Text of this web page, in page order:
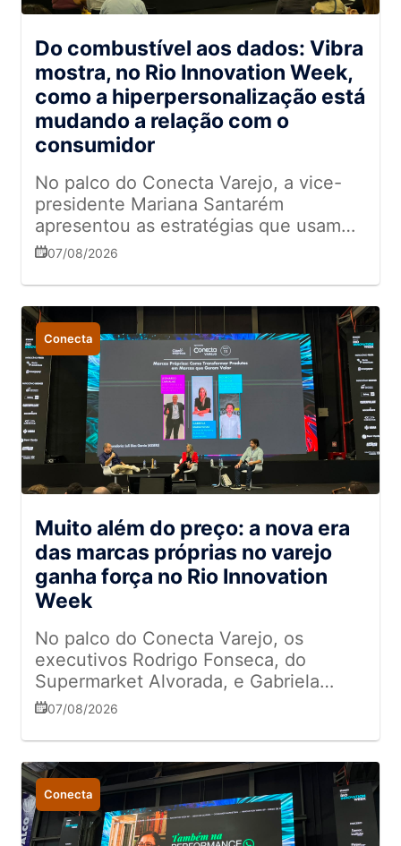
Do combustível aos dados: Vibra
mostra, no Rio Innovation Week,
como a hiperpersonalização está
mudando a relação com o
consumidor
No palco do Conecta Varejo, a vice-
presidente Mariana Santarém
apresentou as estratégias que usam
dados e IA para transformar
07/08/2026
Conecta
Muito além do preço: a nova era
das marcas próprias no varejo
ganha força no Rio Innovation
Week
No palco do Conecta Varejo, os
executivos Rodrigo Fonseca, do
Supermarket Alvorada, e Gabriela
Maravilhas, do Zona Sul, contaram
jornada de compras dos consumidores
com produtos de marcas próprias
07/08/2026
Conecta